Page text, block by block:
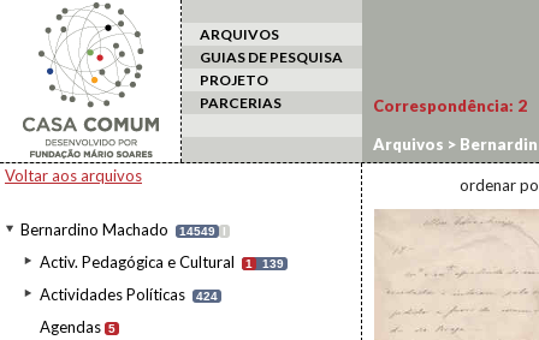
ARQUIVOS
GUIAS DE PESQUISA
PROJETO
PARCERIAS
Voltar aos arquivos
Bernardino Machado 14549 I
Activ. Pedagógica e Cultural 1 139
Actividades Políticas 424
Agendas 5
Correspondência: 2
Arquivos >
ordenar